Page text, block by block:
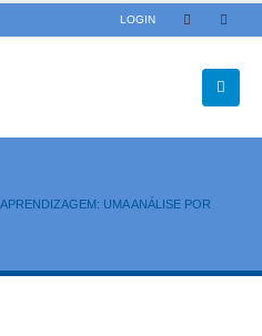
LOGIN
UMA ANÁLISE POR